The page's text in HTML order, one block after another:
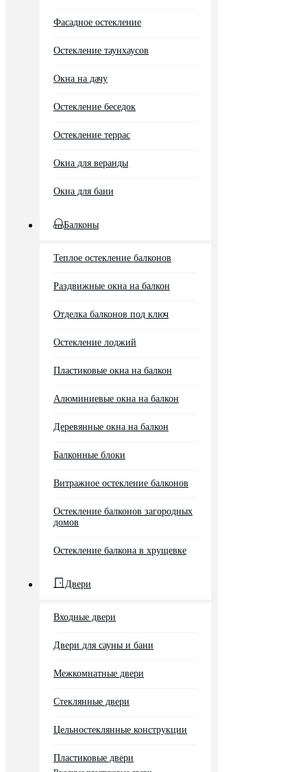
Фасадное остекление
Остекление таунхаусов
Окна на дачу
Остекление беседок
Остекление террас
Окна для веранды
Окна для бани
Балконы
Теплое остекление балконов
Раздвижные окна на балкон
Отделка балконов под ключ
Остекление лоджий
Пластиковые окна на балкон
Алюминиевые окна на балкон
Деревянные окна на балкон
Балконные блоки
Витражное остекление балконов
Остекление балконов загородных
домов
Остекление балкона в хрущевке
Двери
Входные двери
Двери для сауны и бани
Межкомнатные двери
Стеклянные двери
Цельностеклянные конструкции
Пластиковые двери